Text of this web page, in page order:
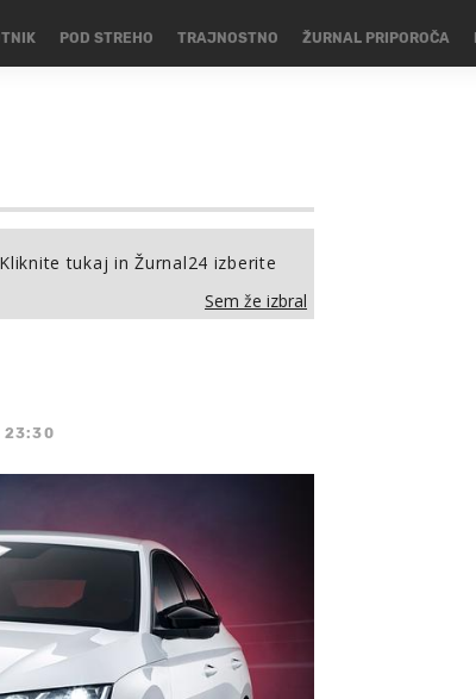
POD STREHO TRAJNOSTNO ŽURNAL PRIPOROČA
tukaj in Žurnal24 izberite
Sem že izbral
23:30